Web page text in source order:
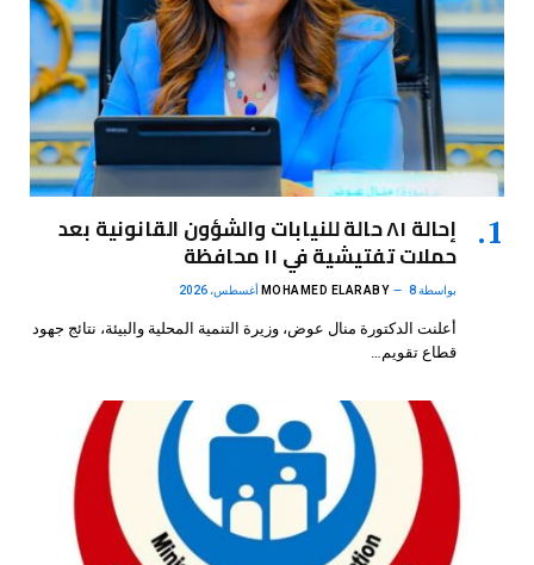
إحالة ٨١ حالة للنيابات والشؤون القانونية بعد
حملات تفتيشية في ١١ محافظة
بواسطة MOHAMED ELARABY 8 أغسطس، 2026
أعلنت الدكتورة منال عوض، وزيرة التنمية المحلية والبيئة، نتائج جهود
قطاع تقويم…